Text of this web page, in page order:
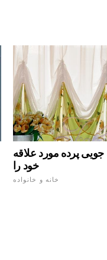
پرده مورد علاقه
خود را
خانه و خانواده